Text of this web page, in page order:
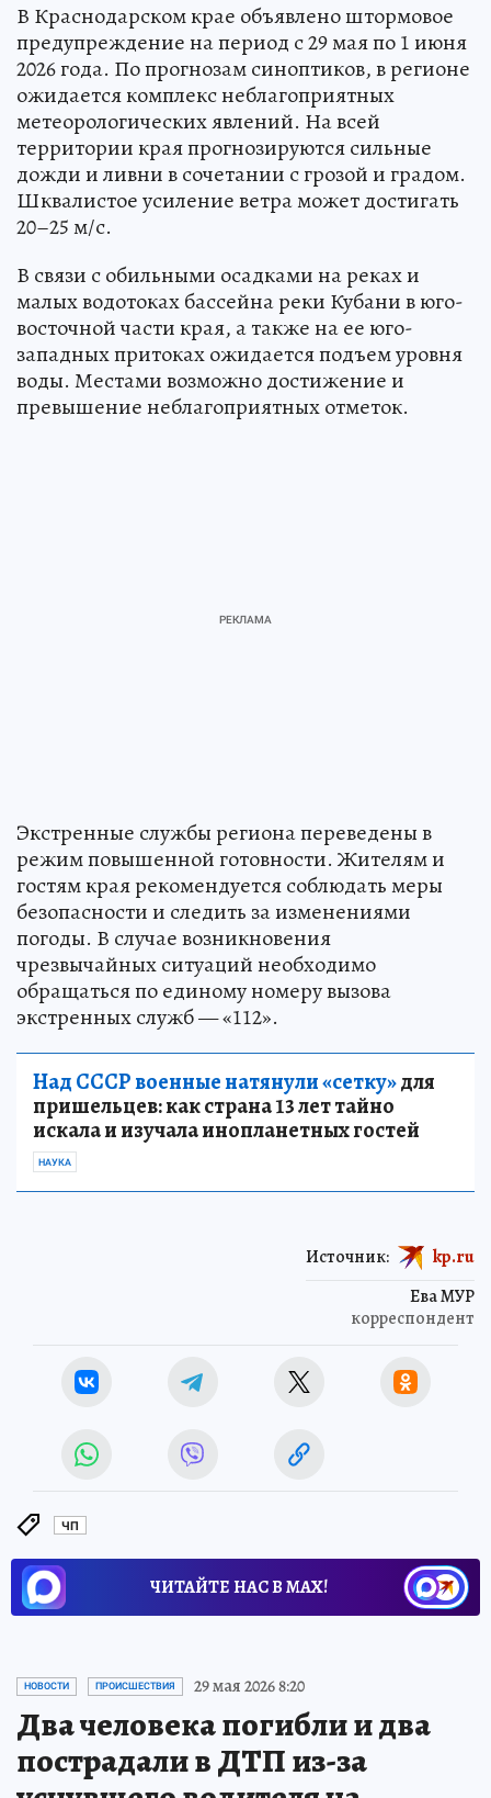
В Краснодарском крае объявлено штормовое
предупреждение на период с 29 мая по 1 июня
2026 года. По прогнозам синоптиков, в регионе
ожидается комплекс неблагоприятных
метеорологических явлений. На всей
территории края прогнозируются сильные
дожди и ливни в сочетании с грозой и градом.
Шквалистое усиление ветра может достигать
20–25 м/с.
В связи с обильными осадками на реках и
малых водотоках бассейна реки Кубани в юго-
восточной части края, а также на ее юго-
западных притоках ожидается подъем уровня
воды. Местами возможно достижение и
превышение неблагоприятных отметок.
Экстренные службы региона переведены в
режим повышенной готовности. Жителям и
гостям края рекомендуется соблюдать меры
безопасности и следить за изменениями
погоды. В случае возникновения
чрезвычайных ситуаций необходимо
обращаться по единому номеру вызова
экстренных служб — «112».
Над СССР военные натянули «сетку»для
пришельцев: как страна 13 лет тайно
искала и изучала инопланетных гостей
НАУКА
Ева МУР
корреспондент
Источник: kp.ru
ЧП
ЧИТАЙТЕ НАС В МАХ!
НОВОСТИ ПРОИСШЕСТВИЯ 29 мая 2026 8:20
Два человека погибли и два
пострадали в ДТП из-за